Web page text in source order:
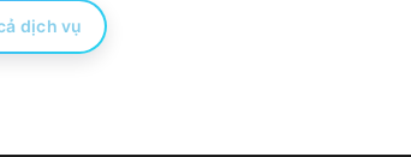
dịch vụ